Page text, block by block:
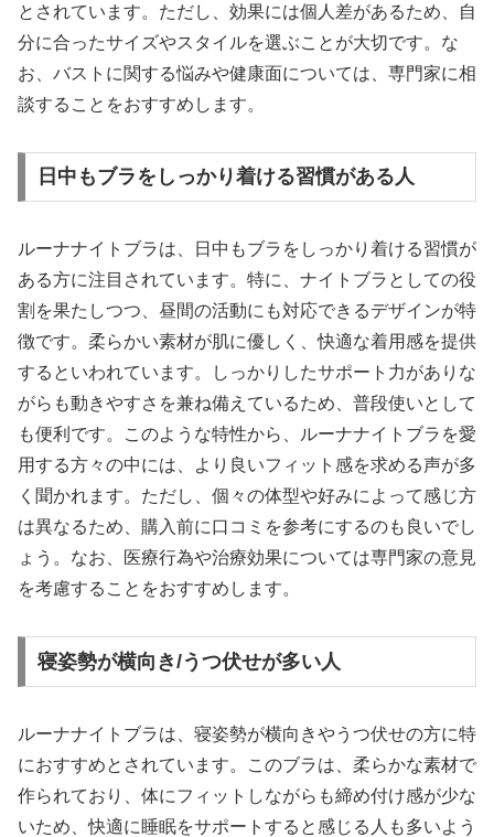
とされています。ただし、効果には個人差があるため、自
分に合ったサイズやスタイルを選ぶことが大切です。な
お、バストに関する悩みや健康面については、専門家に相
談することをおすすめします。
日中もブラをしっかり着ける習慣がある人
ルーナナイトブラは、日中もブラをしっかり着ける習慣が
ある方に注目されています。特に、ナイトブラとしての役
割を果たしつつ、昼間の活動にも対応できるデザインが特
徴です。柔らかい素材が肌に優しく、快適な着用感を提供
するといわれています。しっかりしたサポート力がありな
がらも動きやすさを兼ね備えているため、普段使いとして
も便利です。このような特性から、ルーナナイトブラを愛
用する方々の中には、より良いフィット感を求める声が多
く聞かれます。ただし、個々の体型や好みによって感じ方
は異なるため、購入前に口コミを参考にするのも良いでし
ょう。なお、医療行為や治療効果については専門家の意見
を考慮することをおすすめします。
寝姿勢が横向き/うつ伏せが多い人
ルーナナイトブラは、寝姿勢が横向きやうつ伏せの方に特
におすすめとされています。このブラは、柔らかな素材で
作られており、体にフィットしながらも締め付け感が少な
いため、快適に睡眠をサポートすると感じる人も多いよう